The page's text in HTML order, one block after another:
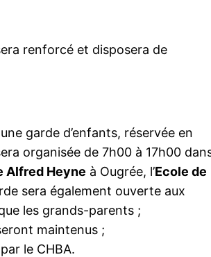
renforcé et disposera de
garde d’enfants, réservée en
organisée de 7h00 à 17h00
Alfred Heyne à Ougrée, l’Ecole de
sera également ouverte aux
les grands-parents ;
maintenus ;
le CHBA.